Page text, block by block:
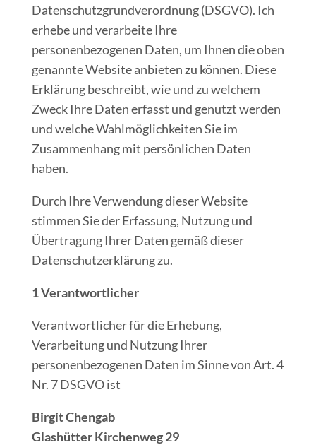
Datenschutzgrundverordnung (DSGVO). Ich
erhebe und verarbeite Ihre
personenbezogenen Daten, um Ihnen die oben
genannte Website anbieten zu können. Diese
Erklärung beschreibt, wie und zu welchem
Zweck Ihre Daten erfasst und genutzt werden
und welche Wahlmöglichkeiten Sie im
Zusammenhang mit persönlichen Daten
haben.
Durch Ihre Verwendung dieser Website
stimmen Sie der Erfassung, Nutzung und
Übertragung Ihrer Daten gemäß dieser
Datenschutzerklärung zu.
1 Verantwortlicher
Verantwortlicher für die Erhebung,
Verarbeitung und Nutzung Ihrer
personenbezogenen Daten im Sinne von Art. 4
Nr. 7 DSGVO ist
Birgit Chengab
Glashütter Kirchenweg 29